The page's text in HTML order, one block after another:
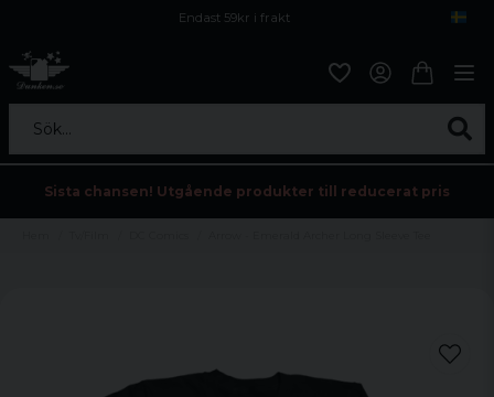
Endast 59kr i frakt
Sök...
Sista chansen! Utgående produkter till reducerat pris